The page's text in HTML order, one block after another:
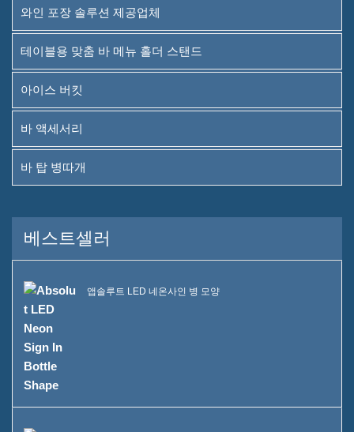
와인 포장 솔루션 제공업체
테이블용 맞춤 바 메뉴 홀더 스탠드
아이스 버킷
바 액세서리
바 탑 병따개
베스트셀러
앱솔루트 LED 네온사인 병 모양